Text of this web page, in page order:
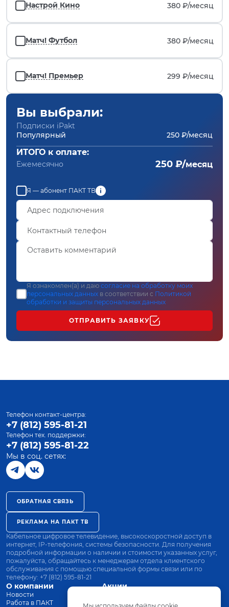
Настрой Кино 380 ₽/месяц
Матч! Футбол 380 ₽/месяц
Матч! Премьер 299 ₽/месяц
Вы выбрали:
Подписки iPakt
Популярный
250 ₽/месяц
ИТОГО к оплате:
Ежемесячно 250 ₽/месяц
Я — абонент ПАКТ ТВ
Я ознакомлен(а) и даю согласие на обработку моих
персональных данных в соответствии с Политикой
обработки и защиты персональных данных
ОТПРАВИТЬ ЗАЯВКУ
О компании
Новости
Работа в ПАКТ
Акции
Оплата
Телефон контакт-центра:
+7 (812) 595-81-21
Телефон тех. поддержки:
+7 (812) 595-81-22
Мы в соц. сетях:
ОБРАТНАЯ СВЯЗЬ
РЕКЛАМА НА ПАКТ ТВ
Кабельное цифровое телевидение, высокоскоростной доступ в
интернет, IP-телефония, системы безопасности. Для получения
подробной информации о наличии и стоимости указанных услуг,
пожалуйста, обращайтесь к менеджерам отдела клиентского
обслуживания с помощью специальной формы связи или по
телефону: +7 (812) 595-81-21